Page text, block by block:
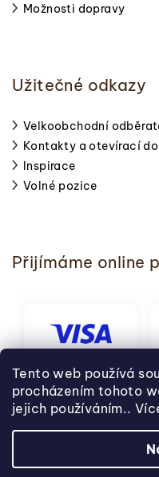
Tento web používá
procházením tohoto
jejich používáním..
Možnosti dopravy
Užitečné odkazy
Velkoobchodní
Kontakty a otevírací
Inspirace
Volné pozice
Přijímáme online
Copyright 2026Svět